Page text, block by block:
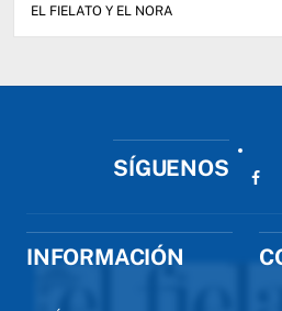
EL FIELATO Y EL NORA
SÍGUENOS
INFORMACIÓN